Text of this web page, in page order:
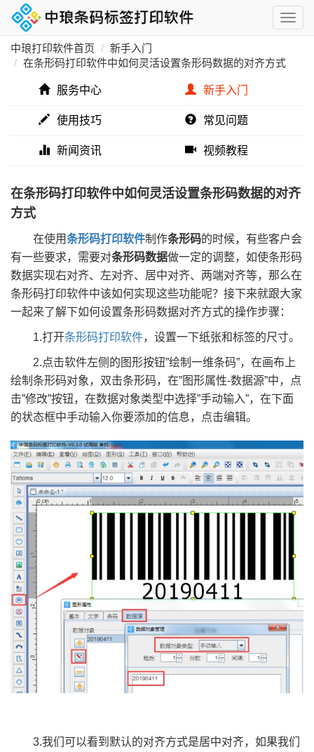
中琅打印软件首页
新手入门
在条形码打印软件中如何灵活设置条形码数据的对齐方式
服务中心 新手入门
使用技巧 常见问题
新闻资讯 视频教程
在条形码打印软件中如何灵活设置条形码数据的对齐
方式
在使用条形码打印软件制作条形码的时候，有些客户会
有一些要求，需要对条形码数据做一定的调整，如使条形码
数据实现右对齐、左对齐、居中对齐、两端对齐等，那么在
条形码打印软件中该如何实现这些功能呢？接下来就跟大家
一起来了解下如何设置条形码数据对齐方式的操作步骤：
1.打开条形码打印软件，设置一下纸张和标签的尺寸。
2.点击软件左侧的图形按钮”绘制一维条码”，在画布上
绘制条形码对象，双击条形码，在”图形属性-数据源”中，点
击”修改”按钮，在数据对象类型中选择”手动输入”，在下面
的状态框中手动输入你要添加的信息，点击编辑。
3.我们可以看到默认的对齐方式是居中对齐，如果我们